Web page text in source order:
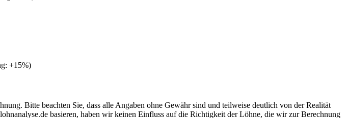
+15%)
Bitte beachten Sie, dass alle Angaben ohne Gewähr sind und teilweise deutlich von der Realität
basieren, haben wir keinen Einfluss auf die Richtigkeit der Löhne, die wir zur Berechnung